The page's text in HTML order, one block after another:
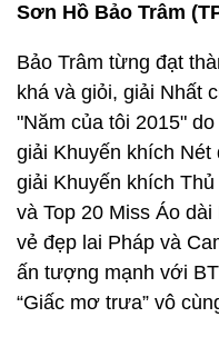
Sơn Hồ Bảo Trâm
Bảo Trâm từng đạt
khá và giỏi, giải Nhất
"Năm của tôi 2015"
giải Khuyến khích Nét
giải Khuyến khích
và Top 20 Miss Áo
vẻ đẹp lai Pháp và
ấn tượng mạnh với
“Giấc mơ trưa” vô